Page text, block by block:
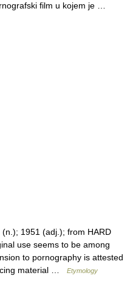
film u kojem je …
1951 (adj.); from HARD
use seems to be among
to pornography is attested
material …
Etymology